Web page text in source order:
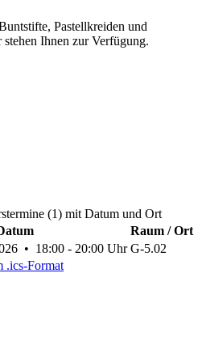
Pastellkreiden und
stehen Ihnen zur Verfügung.
(1) mit Datum und Ort
Raum / Ort
• 18:00 - 20:00 Uhr G-5.02
.ics-Format